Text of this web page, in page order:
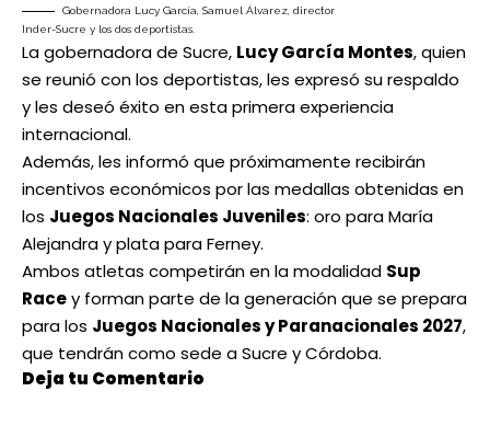
Gobernadora Lucy García, Samuel Álvarez, director
Inder-Sucre y los dos deportistas.
La gobernadora de Sucre, Lucy García Montes, quien
se reunió con los deportistas, les expresó su respaldo
y les deseó éxito en esta primera experiencia
internacional.
Además, les informó que próximamente recibirán
incentivos económicos por las medallas obtenidas en
los Juegos Nacionales Juveniles: oro para María
Alejandra y plata para Ferney.
Ambos atletas competirán en la modalidad Sup
Racey forman parte de la generación que se prepara
para los Juegos Nacionales y Paranacionales 2027,
que tendrán como sede a Sucre y Córdoba.
Deja tu Comentario